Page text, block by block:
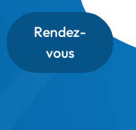
Rendez-
vous